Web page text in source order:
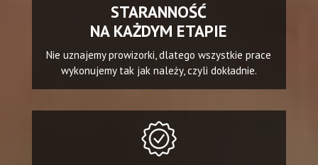
STARANNOŚĆ
NA KAŻDYM ETAPIE
Nie uznajemy prowizorki, dlatego wszystkie prace
wykonujemy tak jak należy, czyli dokładnie.